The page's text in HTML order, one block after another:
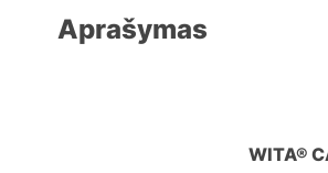
Aprašymas
WITA®